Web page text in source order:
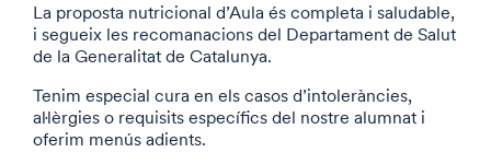
La proposta nutricional d’Aula és completa i saludable,
i segueix les recomanacions del Departament de Salut
de la Generalitat de Catalunya.
Tenim especial cura en els casos d’intoleràncies,
al·lèrgies o requisits específics del nostre alumnat i
oferim menús adients.